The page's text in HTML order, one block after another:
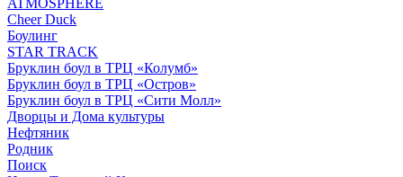
ATMOSPHERE
Cheer Duck
Боулинг
STAR TRACK
Бруклин боул в ТРЦ «Колумб»
Бруклин боул в ТРЦ «Остров»
Бруклин боул в ТРЦ «Сити Молл»
Дворцы и Дома культуры
Нефтяник
Родник
Поиск